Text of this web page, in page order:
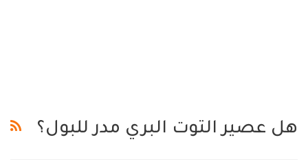
هل عصير التوت البري مدر للبول؟